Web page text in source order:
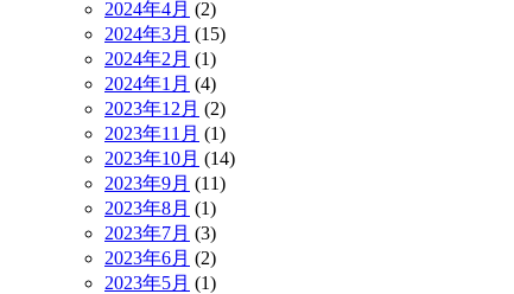
2024年4月 (2)
2024年3月 (15)
2024年2月 (1)
2024年1月 (4)
2023年12月 (2)
2023年11月 (1)
2023年10月 (14)
2023年9月 (11)
2023年8月 (1)
2023年7月 (3)
2023年6月 (2)
2023年5月 (1)